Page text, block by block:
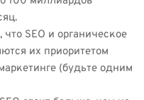
что SEO и органическое
их приоритетом
(будьте одним